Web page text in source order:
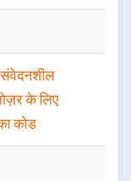
के लिए
कोड